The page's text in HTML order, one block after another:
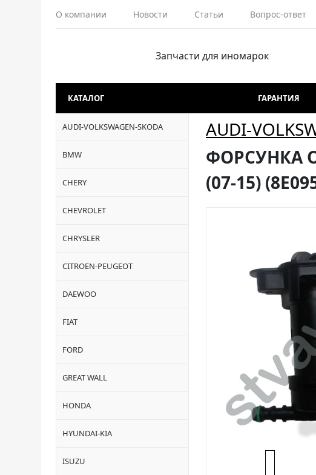
О компании Новости Статьи Вопрос-ответ
Запчасти для иномарок
КАТАЛОГ ГАРАНТИЯ
AUDI-VOLKSWAGEN-SKODA
BMW
CHERY
CHEVROLET
CHRYSLER
CITROEN-PEUGEOT
DAEWOO
FIAT
FORD
GREAT WALL
HONDA
HYUNDAI-KIA
ISUZU
AUDI-
ФОРСУНКА
(07-15)